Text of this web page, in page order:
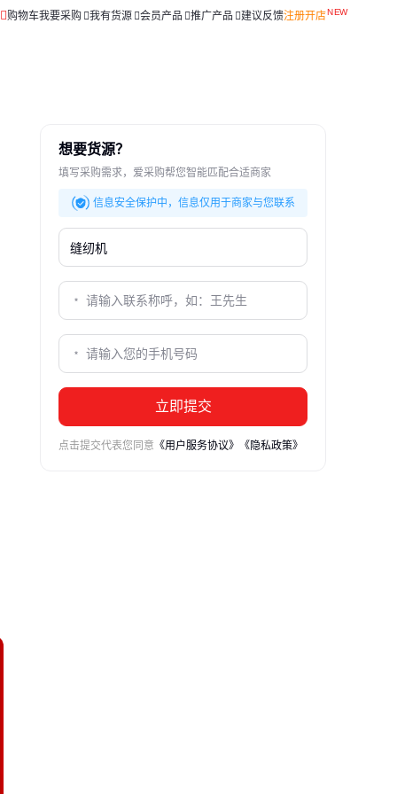
购物车我要采购 我有货源 会员产品 推广产品 建议反馈注册开店
想要货源？
填写采购需求，爱采购帮您智能匹配合适商家
信息安全保护中，信息仅用于商家与您联系
立即提交
点击提交代表您同意 《用户服务协议》 《隐私政策》